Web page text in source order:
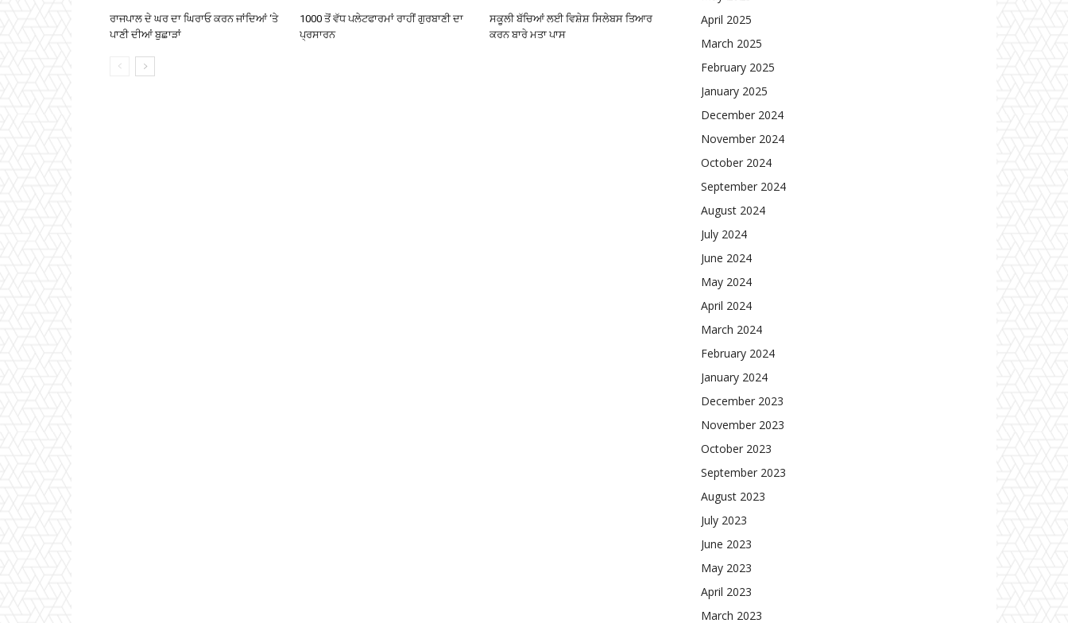
ਰਾਜਪਾਲ ਦੇ ਘਰ ਦਾ ਘਿਰਾਓ ਕਰਨ ਜਾਂਦਿਆਂ ‘ਤੇ
ਪਾਣੀ ਦੀਆਂ ਬੁਛਾੜਾਂ
1000 ਤੋਂ ਵੱਧ ਪਲੇਟਫਾਰਮਾਂ ਰਾਹੀਂ ਗੁਰਬਾਣੀ ਦਾ
ਪ੍ਰਸਾਰਨ
ਸਕੂਲੀ ਬੱਚਿਆਂ ਲਈ ਵਿਸ਼ੇਸ਼ ਸਿਲੇਬਸ ਤਿਆਰ
ਕਰਨ ਬਾਰੇ ਮਤਾ ਪਾਸ
April 2025
March 2025
February 2025
January 2025
December 2024
November 2024
October 2024
September 2024
August 2024
July 2024
June 2024
May 2024
April 2024
March 2024
February 2024
January 2024
December 2023
November 2023
October 2023
September 2023
August 2023
July 2023
June 2023
May 2023
April 2023
March 2023